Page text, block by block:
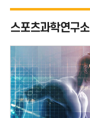
스포츠과학연구소